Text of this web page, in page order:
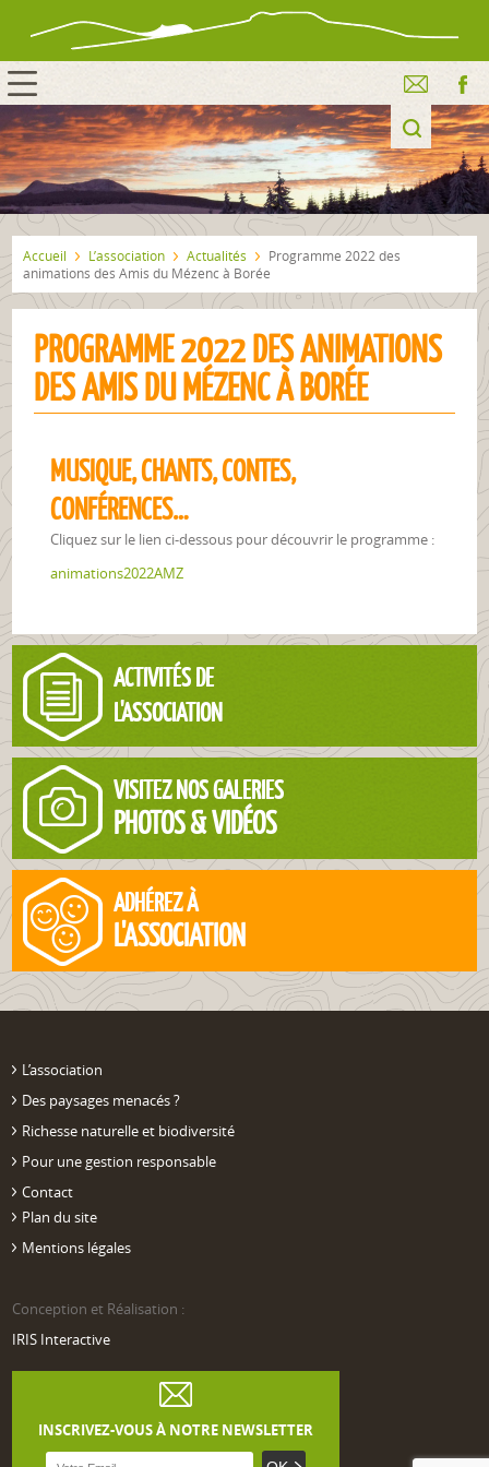
Accueil L’association Actualités
Programme 2022 des
animations des Amis du Mézenc à Borée
PROGRAMME 2022 DES ANIMATIONS
DES AMIS DU MÉZENC À BORÉE
MUSIQUE, CHANTS, CONTES,
CONFÉRENCES…
Cliquez sur le lien ci-dessous pour découvrir le programme :
animations2022AMZ
ACTIVITÉS DE
L'ASSOCIATION
VISITEZ NOS GALERIES
PHOTOS & VIDÉOS
ADHÉREZ À
L'ASSOCIATION
L’association
Des paysages menacés ?
Richesse naturelle et biodiversité
Pour une gestion responsable
Contact
Plan du site
Mentions légales
Conception et Réalisation :
IRIS Interactive
INSCRIVEZ-VOUS À NOTRE NEWSLETTER